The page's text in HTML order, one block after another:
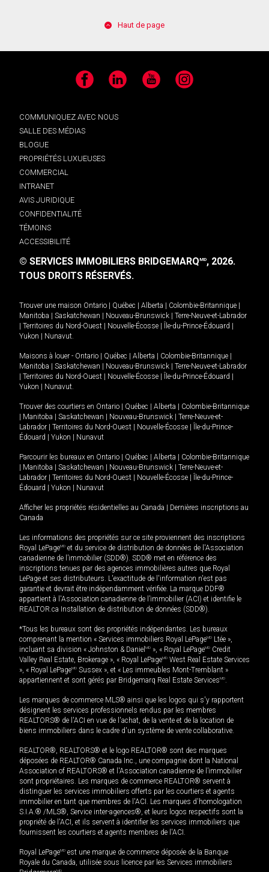
Haut de page
Facebook LinkedIn YouTube Instagram
COMMUNIQUEZ AVEC NOUS
SALLE DES MÉDIAS
BLOGUE
PROPRIÉTÉS LUXUEUSES
COMMERCIAL
INTRANET
AVIS JURIDIQUE
CONFIDENTIALITÉ
TÉMOINS
ACCESSIBILITÉ
© SERVICES IMMOBILIERS BRIDGEMARQMD, 2026.
TOUS DROITS RÉSERVÉS.
Trouver une maison Ontario Québec Alberta Colombie-Britannique
Manitoba
Saskatchewan Nouveau-Brunswick
Terre-Neuve-et-Labrador
Territoires du Nord-Ouest Nouvelle-Écosse Île-du-Prince-Édouard
Yukon
Nunavut.
Maisons à louer - Ontario Québec Alberta Colombie-Britannique
Manitoba
Saskatchewan Nouveau-Brunswick
Terre-Neuve-et-Labrador
Territoires du Nord-Ouest Nouvelle-Écosse Île-du-Prince-Édouard
Yukon
Nunavut.
Trouver des courtiers en Ontario Québec Alberta
Colombie-Britannique
Manitoba Saskatchewan Nouveau-Brunswick
Terre-Neuve-et-
Labrador
Territoires du Nord-Ouest Nouvelle-Écosse
Île-du-Prince-
Édouard
Yukon Nunavut
Parcourir les bureaux en Ontario Québec Alberta
Colombie-Britannique
Manitoba Saskatchewan Nouveau-Brunswick
Terre-Neuve-et-
Labrador
Territoires du Nord-Ouest Nouvelle-Écosse
Île-du-Prince-
Édouard
Yukon Nunavut
Afficher les propriétés résidentielles au Canada
Dernières inscriptions au
Canada
Les informations des propriétés sur ce site proviennent des inscriptions
Royal LePageMD et du service de distribution de données de l'Association
canadienne de l’immobilier (SDD®). SDD® met en référence des
inscriptions tenues par des agences immobilières autres que Royal
LePage et ses distributeurs. L'exactitude de l'information n'est pas
garantie et devrait être indépendamment vérifiée. La marque DDF®
appartient à l'Association canadienne de l’immobilier (ACI) et identifie le
REALTOR.ca Installation de distribution de données (SDD®).
*Tous les bureaux sont des propriétés indépendantes. Les bureaux
comprenant la mention « Services immobiliers Royal LePageMD Ltée »,
incluant sa division « Johnston & Daniel MD », « Royal LePageMD Credit
Valley Real Estate, Brokerage », « Royal LePageMD West Real Estate Services
», « Royal LePageMD Sussex », et « Les immeubles Mont-Tremblant »
appartiennent et sont gérés par Bridgemarq Real Estate ServicesMD.
Les marques de commerce MLS® ainsi que les logos qui s'y rapportent
désignent les services professionnels rendus par les membres
REALTORS® de l'ACI en vue de l'achat, de la vente et de la location de
biens immobiliers dans le cadre d'un système de vente collaborative.
REALTOR®, REALTORS® et le logo REALTOR® sont des marques
déposées de REALTOR® Canada Inc., une compagnie dont la National
Association of REALTORS® et l'Association canadienne de l’immobilier
sont propriétaires. Les marques de commerce REALTOR® servent à
distinguer les services immobiliers offerts par les courtiers et agents
immobilier en tant que membres de l'ACI. Les marques d'homologation
S.I.A.® /MLS®, Service inter-agences®, et leurs logos respectifs sont la
propriété de l'ACI, et ils servent à identifier les services immobiliers que
fournissent les courtiers et agents membres de l'ACI.
Royal LePageMD est une marque de commerce déposée de la Banque
Royale du Canada, utilisée sous licence par les Services immobiliers
MD